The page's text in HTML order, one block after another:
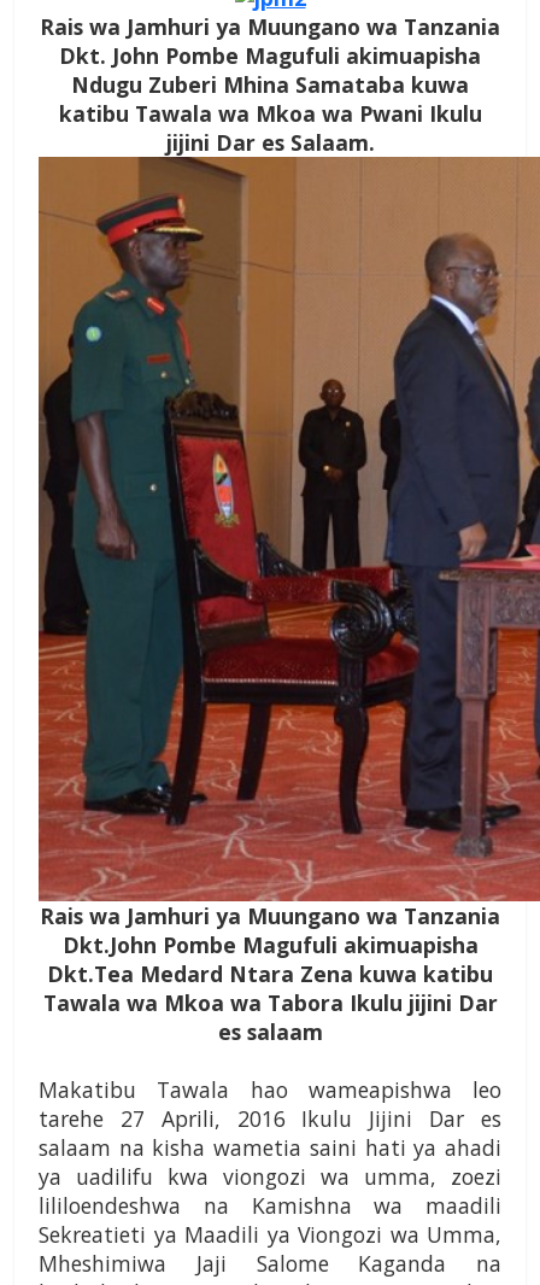
Rais wa Jamhuri ya Muungano wa Tanzania
Dkt. John Pombe Magufuli akimuapisha
Ndugu Zuberi Mhina Samataba kuwa
katibu Tawala wa Mkoa wa Pwani Ikulu
jijini Dar es Salaam.
Rais wa Jamhuri ya Muungano wa Tanzania
Dkt.John Pombe Magufuli akimuapisha
Dkt.Tea Medard Ntara Zena kuwa katibu
Tawala wa Mkoa wa Tabora Ikulu jijini Dar
es salaam
Makatibu Tawala hao wameapishwa leo
tarehe 27 Aprili, 2016 Ikulu Jijini Dar es
salaam na kisha wametia saini hati ya ahadi
ya uadilifu kwa viongozi wa umma, zoezi
lililoendeshwa na Kamishna wa maadili
Sekreatieti ya Maadili ya Viongozi wa Umma,
Mheshimiwa Jaji Salome Kaganda na